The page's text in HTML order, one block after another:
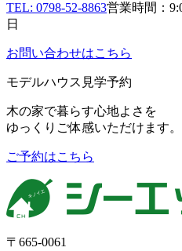
TEL: 0798-52-8863営業時間：
日
お問い合わせはこちら
モデルハウス見学予約
木の家で暮らす心地よさを
ゆっくりご体感いただけます。
ご予約はこちら
〒665-0061